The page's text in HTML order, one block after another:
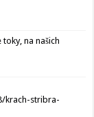
na našich
krach-stribra-